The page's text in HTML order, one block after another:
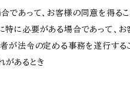
であって、お客様の同意を得る
に必要がある場合であって、
が法令の定める事務を遂行す
があるとき